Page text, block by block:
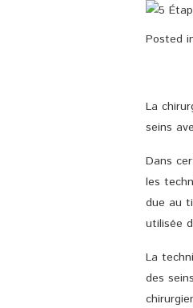
Posted
La
seins
Dans
les
due au
utilisée
La
des